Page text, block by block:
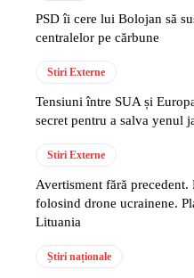
PSD îi cere lui Bolojan să
centralelor pe cărbune
Stiri Externe
Tensiuni între SUA și
secret pentru a salva yenul
Stiri Externe
Avertisment fără precedent.
folosind drone ucrainene.
Lituania
Știri naționale